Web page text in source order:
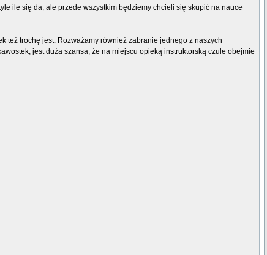
ile się da, ale przede wszystkim będziemy chcieli się skupić na nauce
też trochę jest. Rozważamy również zabranie jednego z naszych
jest duża szansa, że na miejscu opieką instruktorską czule obejmie